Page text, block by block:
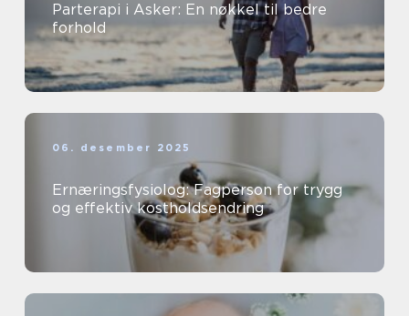
Parterapi i Asker: En nøkkel til bedre
forhold
06. desember 2025
Ernæringsfysiolog: Fagperson for trygg
og effektiv kostholdsendring